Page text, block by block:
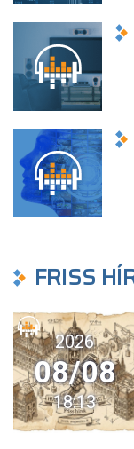
FRISS
2026
08/08
18:13